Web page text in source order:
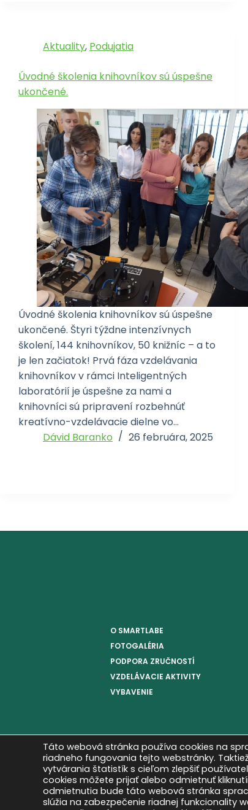
Aktuality, Podujatia
Úvodné školenia knihovníkov sú úspešne
ukončené.
Úvodné školenia knihovníkov sú úspešne
ukončené. Štyri týždne intenzívnych
školení, 144 knihovníkov, 50 knižníc – a to
je len začiatok! Prvá fáza vzdelávania
knihovníkov v rámci Inteligentných
laboratórií je úspešne za nami a
knihovníci sú pripravení rozbehnúť
kreatívno-vzdelávacie dielne vo…
Dávid Baranko
26 februára, 2025
O SMARTLABE
FOTOGALÉRIA
PODPORA ZRUČNOSTÍ
VZDELÁVACIE AKTIVITY
VYBAVENIE
Táto webová stránka používa cookies na
riadneho fungovania tejto webstránky.
vytvárania štatistík s cieľom zlepšiť
cookies môžete prijať alebo odmietnuť
odmietnutia bude táto webová stránka
slúžia na zabezpečenie riadnej funkcionality